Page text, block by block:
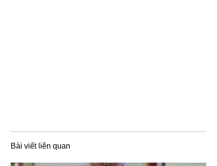
Bài viết liên quan